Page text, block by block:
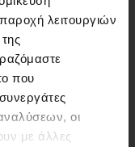
λειτουργιών
που
οι
με άλλες